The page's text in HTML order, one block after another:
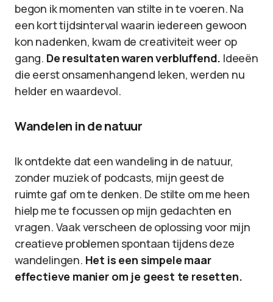
begon ik momenten van stilte in te voeren. Na
een kort tijdsinterval waarin iedereen gewoon
kon nadenken, kwam de creativiteit weer op
gang. De resultaten waren verbluffend. Ideeën
die eerst onsamenhangend leken, werden nu
helder en waardevol.
Wandelen in de natuur
Ik ontdekte dat een wandeling in de natuur,
zonder muziek of podcasts, mijn geest de
ruimte gaf om te denken. De stilte om me heen
hielp me te focussen op mijn gedachten en
vragen. Vaak verscheen de oplossing voor mijn
creatieve problemen spontaan tijdens deze
wandelingen. Het is een simpele maar
effectieve manier om je geest te resetten.